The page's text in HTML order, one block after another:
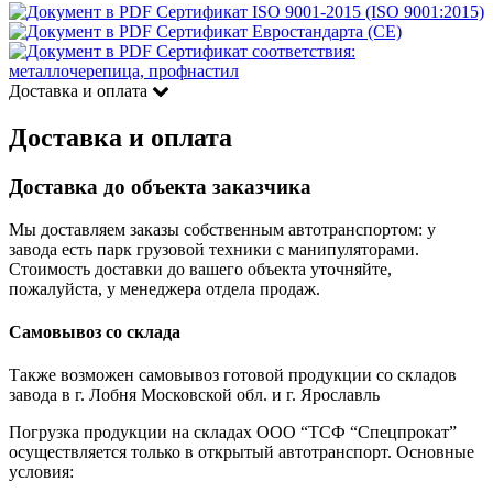
Сертификат ISO 9001-2015 (ISO 9001:2015)
Сертификат Евростандарта (CE)
Сертификат соответствия:
металлочерепица, профнастил
Доставка и оплата
Доставка и оплата
Доставка до объекта заказчика
Мы доставляем заказы собственным автотранспортом: у
завода есть парк грузовой техники с манипуляторами.
Стоимость доставки до вашего объекта уточняйте,
пожалуйста, у менеджера отдела продаж.
Самовывоз со склада
Также возможен самовывоз готовой продукции со складов
завода в г. Лобня Московской обл. и г. Ярославль
Погрузка продукции на складах ООО “ТСФ “Спецпрокат”
осуществляется только в открытый автотранспорт. Основные
условия: